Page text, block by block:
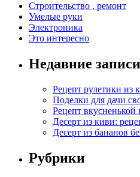
Строительство , ремонт
Умелые руки
Электроника
Это интересно
Недавние записи
Рецепт рулетики из
Поделки для дачи
Рецепт
Десерт из киви:
Десерт из бананов
Рубрики